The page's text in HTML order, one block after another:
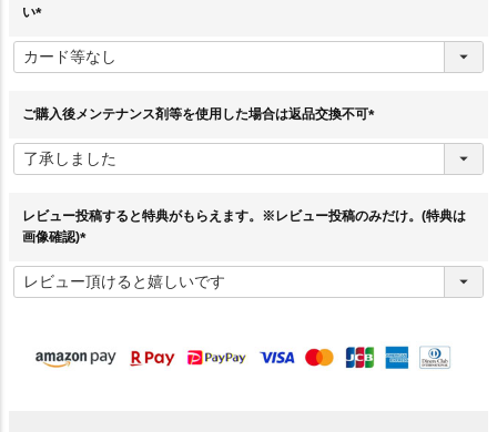
い
必
須
ご購入後メンテナンス剤等を使用した場合は返品交換不可
須
レビュー投稿すると特典がもらえます。※レビュー投稿のみだけ。(特典は
画像確認)
必
須